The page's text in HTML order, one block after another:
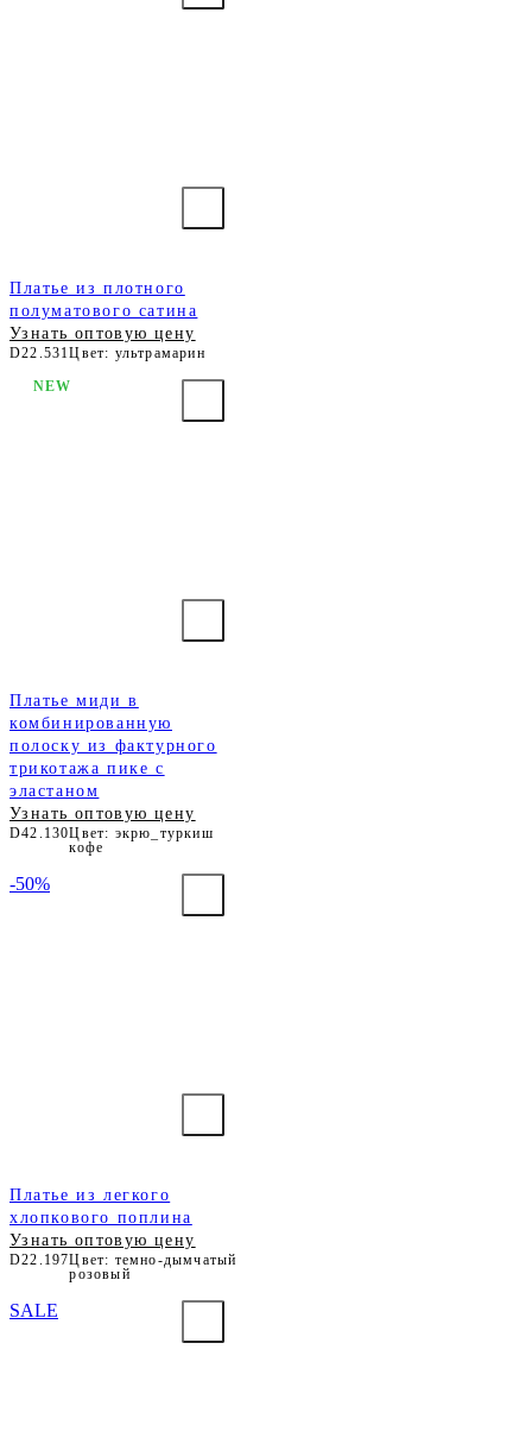
Платье из плотного
полуматового сатина
Узнать оптовую цену
D22.531Цвет: ультрамарин
Платье миди в
комбинированную
полоску из фактурного
трикотажа пике с
эластаном
Узнать оптовую цену
D42.130Цвет: экрю_туркиш
кофе
NEW
Платье из легкого
хлопкового поплина
Узнать оптовую цену
D22.197Цвет: темно-дымчатый
розовый
-50%
SALE